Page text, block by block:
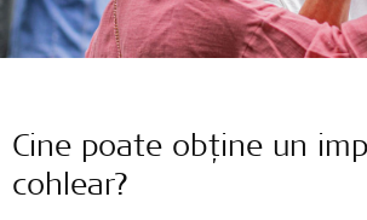
Cine poate obține un
cohlear?